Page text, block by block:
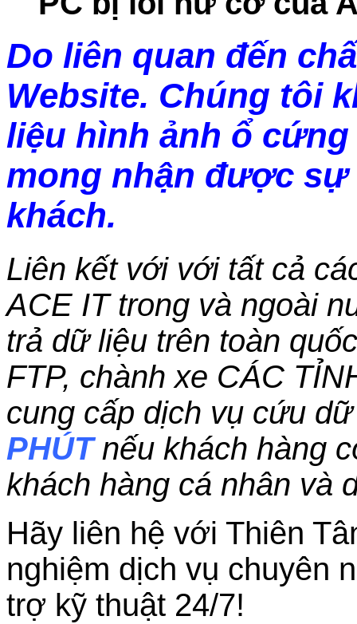
Do liên quan đến
Website. Chúng tôi
liệu hình ảnh ổ
mong nhận được
khách.
Liên kết với với tất cả
ACE IT trong và ngoài
trả dữ liệu trên toàn
FTP, chành xe CÁC
cung cấp dịch vụ cứu
PHÚTnếu khách hàng
khách hàng cá nhân và
Hãy liên hệ với Thiên
nghiệm dịch vụ chuyên
trợ kỹ thuật 24/7!